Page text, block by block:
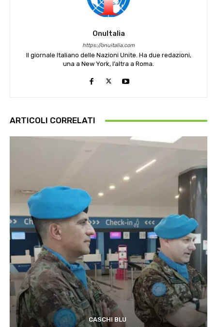
OnuItalia
https://onuitalia.com
Il giornale Italiano delle Nazioni Unite. Ha due redazioni,
una a New York, l’altra a Roma.
ARTICOLI CORRELATI
CASCHI BLU